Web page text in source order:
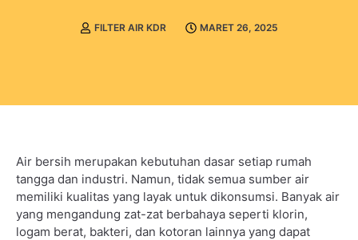
FILTER AIR KDR MARET 26, 2025
Air bersih merupakan kebutuhan dasar setiap rumah
tangga dan industri. Namun, tidak semua sumber air
memiliki kualitas yang layak untuk dikonsumsi. Banyak air
yang mengandung zat-zat berbahaya seperti klorin,
logam berat, bakteri, dan kotoran lainnya yang dapat